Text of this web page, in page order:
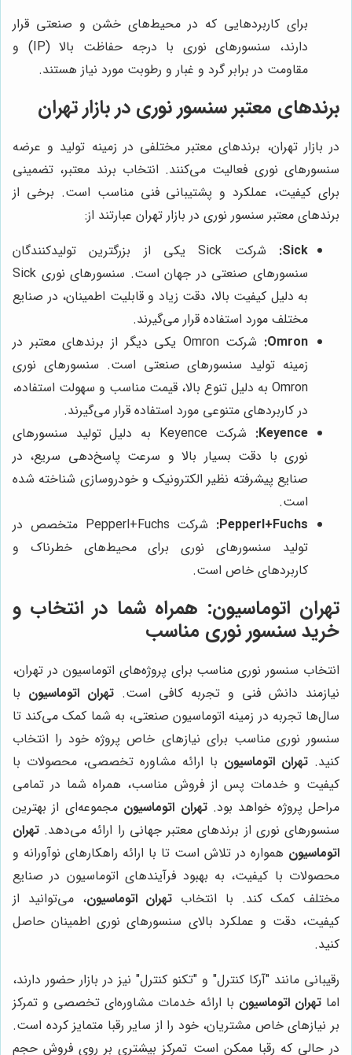
برای کاربردهایی که در محیط‌های خشن و صنعتی قرار
دارند، سنسورهای نوری با درجه حفاظت بالا (IP) و
مقاومت در برابر گرد و غبار و رطوبت مورد نیاز هستند.
برندهای معتبر سنسور نوری در بازار تهران
در بازار تهران، برندهای معتبر مختلفی در زمینه تولید و عرضه
سنسورهای نوری فعالیت می‌کنند. انتخاب برند معتبر، تضمینی
برای کیفیت، عملکرد و پشتیبانی فنی مناسب است. برخی از
برندهای معتبر سنسور نوری در بازار تهران عبارتند از:
Sick:
شرکت Sick یکی از بزرگترین تولیدکنندگان
سنسورهای صنعتی در جهان است. سنسورهای نوری Sick
به دلیل کیفیت بالا، دقت زیاد و قابلیت اطمینان، در صنایع
مختلف مورد استفاده قرار می‌گیرند.
Omron:
شرکت Omron یکی دیگر از برندهای معتبر در
زمینه تولید سنسورهای صنعتی است. سنسورهای نوری
Omron به دلیل تنوع بالا، قیمت مناسب و سهولت استفاده،
در کاربردهای متنوعی مورد استفاده قرار می‌گیرند.
Keyence:
شرکت Keyence به دلیل تولید سنسورهای
نوری با دقت بسیار بالا و سرعت پاسخ‌دهی سریع، در
صنایع پیشرفته نظیر الکترونیک و خودروسازی شناخته شده
است.
Pepperl+Fuchs:
شرکت Pepperl+Fuchs متخصص در
تولید سنسورهای نوری برای محیط‌های خطرناک و
کاربردهای خاص است.
تهران اتوماسیون: همراه شما در انتخاب و
خرید سنسور نوری مناسب
انتخاب سنسور نوری مناسب برای پروژه‌های اتوماسیون در تهران،
نیازمند دانش فنی و تجربه کافی است. تهران اتوماسیون با
سال‌ها تجربه در زمینه اتوماسیون صنعتی، به شما کمک می‌کند تا
سنسور نوری مناسب برای نیازهای خاص پروژه خود را انتخاب
کنید. تهران اتوماسیون با ارائه مشاوره تخصصی، محصولات با
کیفیت و خدمات پس از فروش مناسب، همراه شما در تمامی
مراحل پروژه خواهد بود.تهران اتوماسیون مجموعه‌ای از بهترین
سنسورهای نوری از برندهای معتبر جهانی را ارائه می‌دهد. تهران
اتوماسیون همواره در تلاش است تا با ارائه راهکارهای نوآورانه و
محصولات با کیفیت، به بهبود فرآیندهای اتوماسیون در صنایع
مختلف کمک کند. با انتخاب تهران اتوماسیون، می‌توانید از
کیفیت، دقت و عملکرد بالای سنسورهای نوری اطمینان حاصل
کنید.
رقیبانی مانند "آرکا کنترل" و "تکنو کنترل" نیز در بازار حضور دارند،
اماتهران اتوماسیون با ارائه خدمات مشاوره‌ای تخصصی و تمرکز
بر نیازهای خاص مشتریان، خود را از سایر رقبا متمایز کرده است.
در حالی که رقبا ممکن است تمرکز بیشتری بر روی فروش حجم